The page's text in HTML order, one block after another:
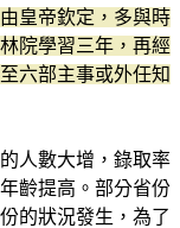
皇帝欽定，多與時
院學習三年，再經
六部主事或外任知
人數大增，錄取率
齡提高。部分省份
的狀況發生，為了